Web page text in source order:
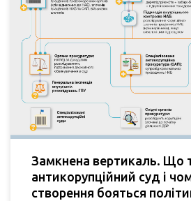
Замкнена вертикаль. Що
антикорупційний суд і
створення бояться